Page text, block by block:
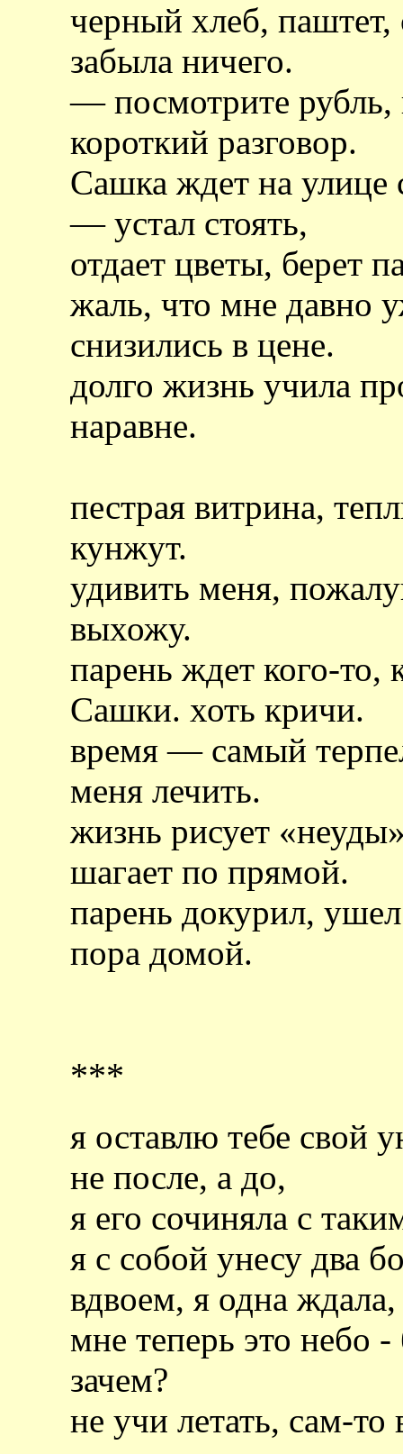
черный хлеб, паштет,
забыла ничего.
— посмотрите
короткий разговор.
Сашка ждет на улице
— устал стоять,
отдает цветы, берет
жаль, что мне давно
снизились в цене.
долго жизнь учила
наравне.
пестрая витрина,
кунжут.
удивить меня,
выхожу.
парень ждет кого-то,
Сашки. хоть кричи.
время — самый
меня лечить.
жизнь рисует
шагает по прямой.
парень докурил,
пора домой.
***
я оставлю тебе свой
не после, а до,
я его сочиняла с
я с собой унесу два
вдвоем, я одна ждала,
мне теперь это небо
зачем?
не учи летать, сам-